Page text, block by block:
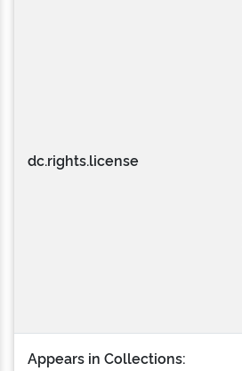
dc.rights.license
Appears in Collections: